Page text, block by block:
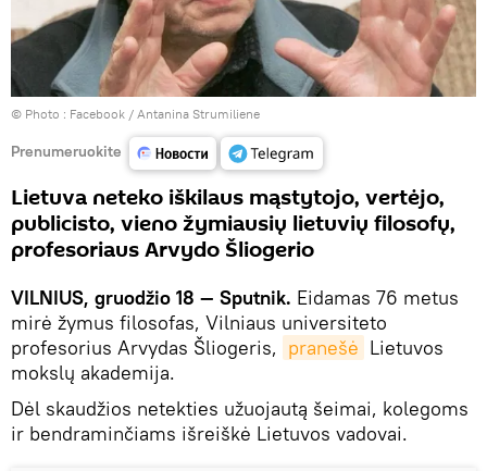
© Photo : Facebook / Antanina Strumiliene
Prenumeruokite
Lietuva neteko iškilaus mąstytojo, vertėjo,
publicisto, vieno žymiausių lietuvių filosofų,
profesoriaus Arvydo Šliogerio
VILNIUS, gruodžio 18 — Sputnik. Eidamas 76 metus
mirė žymus filosofas, Vilniaus universiteto
profesorius Arvydas Šliogeris, pranešė Lietuvos
mokslų akademija.
Dėl skaudžios netekties užuojautą šeimai, kolegoms
ir bendraminčiams išreiškė Lietuvos vadovai.